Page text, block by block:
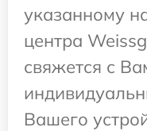
указанному
центра
свяжется с
Вашего